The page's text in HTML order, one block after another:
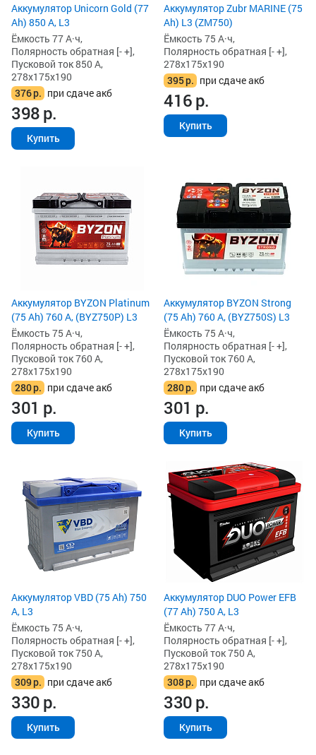
Аккумулятор Unicorn Gold (77
Ah) 850 А, L3
Ёмкость 77 А·ч,
Полярность обратная [- +],
Пусковой ток 850 А,
278x175x190
376р. при сдаче акб
398р.
Купить
Аккумулятор Zubr MARINE (75
Ah) L3 (ZM750)
Ёмкость 75 А·ч,
Полярность обратная [- +],
278x175x190
395р. при сдаче акб
416р.
Купить
Аккумулятор BYZON Platinum
(75 Ah) 760 А, (BYZ750P) L3
Ёмкость 75 А·ч,
Полярность обратная [- +],
Пусковой ток 760 А,
278x175x190
280р. при сдаче акб
301 р.
Купить
Аккумулятор BYZON Strong
(75 Ah) 760 А, (BYZ750S) L3
Ёмкость 75 А·ч,
Полярность обратная [- +],
Пусковой ток 760 А,
278x175x190
280р. при сдаче акб
301 р.
Купить
Аккумулятор VBD (75 Ah) 750
А, L3
Ёмкость 75 А·ч,
Полярность обратная [- +],
Пусковой ток 750 А,
278x175x190
309р. при сдаче акб
330р.
Купить
Аккумулятор DUO Power EFB
(77 Ah) 750 А, L3
Ёмкость 77 А·ч,
Полярность обратная [- +],
Пусковой ток 750 А,
278x175x190
308р. при сдаче акб
330р.
Купить